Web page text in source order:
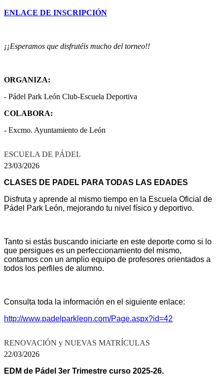
ENLACE DE INSCRIPCIÓN
¡¡Esperamos que disfrutéis mucho del torneo!!
ORGANIZA:
- Pádel Park León Club-Escuela Deportiva
COLABORA:
- Excmo. Ayuntamiento de León
ESCUELA DE PÁDEL
23/03/2026
CLASES DE PADEL PARA TODAS LAS EDADES
Disfruta y aprende al mismo tiempo en la Escuela Oficial de
Pádel Park León, mejorando tu nivel físico y deportivo.
Tanto si estás buscando iniciarte en este deporte como si lo
que persigues es un perfeccionamiento del mismo,
contamos con un amplio equipo de profesores orientados a
todos los perfiles de alumno.
Consulta toda la información en el siguiente enlace:
http://www.padelparkleon.com/Page.aspx?id=42
RENOVACIÓN y NUEVAS MATRÍCULAS
22/03/2026
EDM de Pádel 3er Trimestre curso 2025-26.